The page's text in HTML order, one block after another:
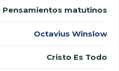
Pensamientos matutinos
Octavius Winslow
Cristo Es Todo